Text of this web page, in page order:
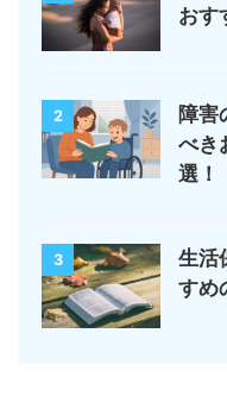
おす
2
障害
べき
選！
3
生活
すめ